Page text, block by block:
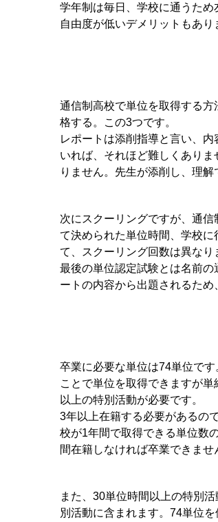
学年制は毎日、学校に通うた
自由度が低いデメリットもあり
通信制高校で単位を取得する
格する。この3つです。
レポートは添削指導と言い、
いれば、それほど難しくあり
りません。 先生が添削し、理解
次にスクーリングですが、通
て決められた単位時間、学校
て、スクーリング回数は異なり
最後の単位認定試験とは名前
ートの内容から出題されるため
卒業に必要な単位は74単位で
ことで単位を取得できますが
以上の特別活動が必要です。
3年以上在籍する必要があるの
校が1年間で取得できる単位数
間在籍しなければ卒業できませ
また、30単位時間以上の特別
別活動に含まれます。 74単位を